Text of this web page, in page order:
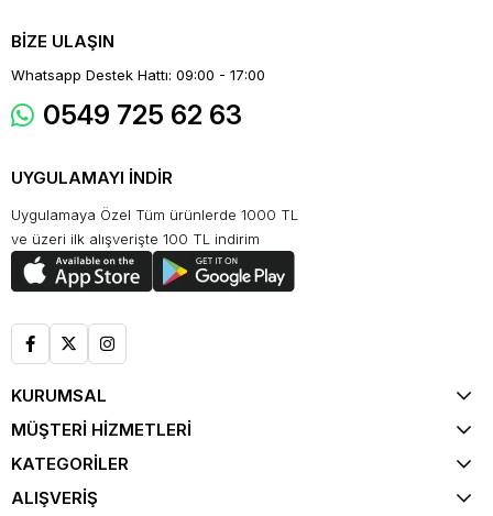
BİZE ULAŞIN
Whatsapp Destek Hattı: 09:00 - 17:00
0549 725 62 63
UYGULAMAYI İNDİR
Uygulamaya Özel Tüm ürünlerde 1000 TL
ve üzeri ilk alışverişte 100 TL indirim
KURUMSAL
MÜŞTERİ HİZMETLERİ
KATEGORİLER
ALIŞVERİŞ